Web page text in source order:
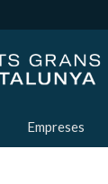
Empreses